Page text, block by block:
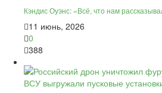
Кэндис Оуэнс: «Всё, что нам
11 июнь, 2026
0
388